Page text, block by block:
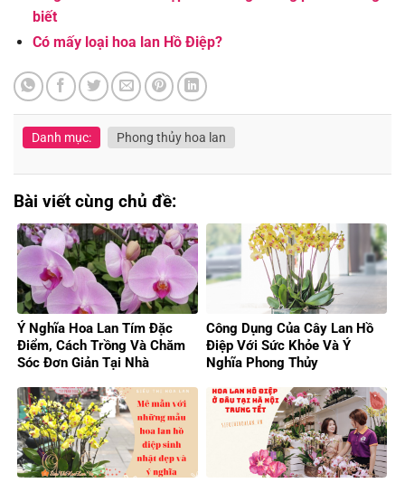
biết
Có mấy loại hoa lan Hồ Điệp?
Danh mục: Phong thủy hoa lan
Bài viết cùng chủ đề:
Ý Nghĩa Hoa Lan Tím Đặc
Điểm, Cách Trồng Và Chăm
Sóc Đơn Giản Tại Nhà
Công Dụng Của Cây Lan Hồ
Điệp Với Sức Khỏe Và Ý
Nghĩa Phong Thủy